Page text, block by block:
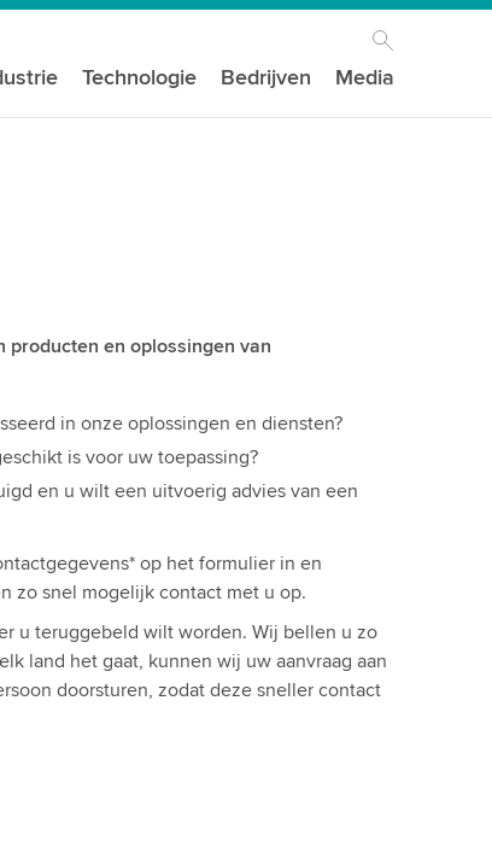
Technologie Bedrijven Media
en oplossingen van
in onze oplossingen en diensten?
is voor uw toepassing?
en u wilt een uitvoerig advies van een
op het formulier in en
zo snel mogelijk contact met u op.
u teruggebeld wilt worden. Wij bellen u zo
land het gaat, kunnen wij uw aanvraag aan
doorsturen, zodat deze sneller contact